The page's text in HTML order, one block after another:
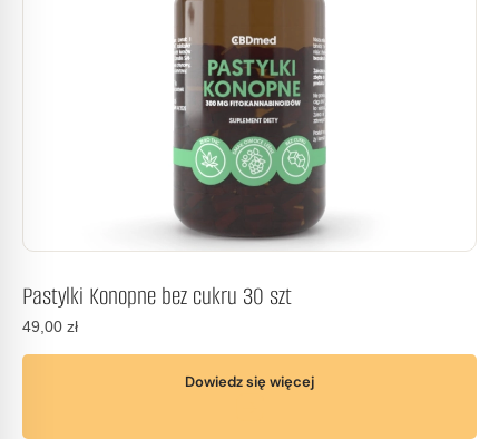
Pastylki Konopne bez cukru 30 szt
49,00 zł
Dowiedz się więcej